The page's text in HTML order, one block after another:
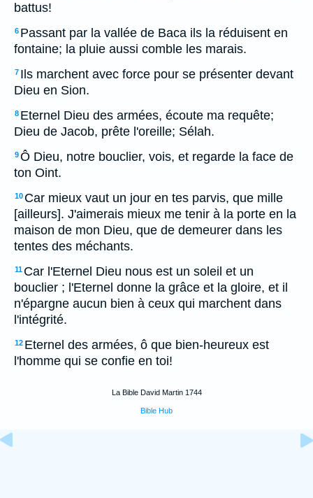
battus!
6 Passant par la vallée de Baca ils la réduisent en
fontaine; la pluie aussi comble les marais.
7 Ils marchent avec force pour se présenter devant
Dieu en Sion.
8 Eternel Dieu des armées, écoute ma requête;
Dieu de Jacob, prête l'oreille; Sélah.
9Ô Dieu, notre bouclier, vois, et regarde la face de
ton Oint.
10 Car mieux vaut un jour en tes parvis, que mille
[ailleurs]. J'aimerais mieux me tenir à la porte en la
maison de mon Dieu, que de demeurer dans les
tentes des méchants.
11 Car l'Eternel Dieu nous est un soleil et un
bouclier ; l'Eternel donne la grâce et la gloire, et il
n'épargne aucun bien à ceux qui marchent dans
l'intégrité.
12 Eternel des armées, ô que bien-heureux est
l'homme qui se confie en toi!
La Bible David Martin 1744
Bible Hub